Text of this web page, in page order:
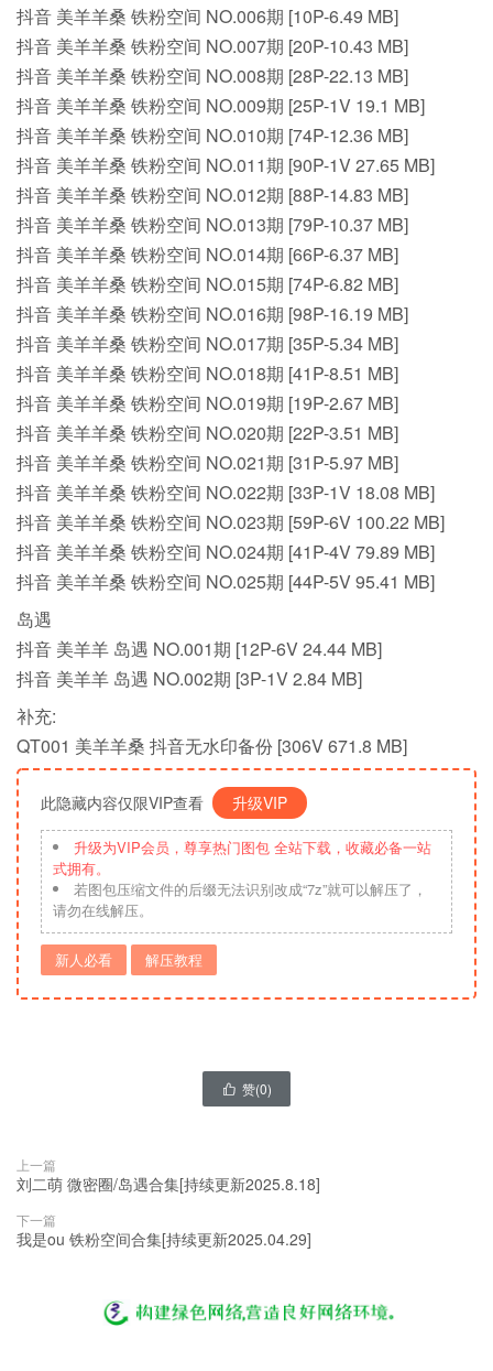
抖音 美羊羊桑 铁粉空间 NO.006期 [10P-6.49 MB]
抖音 美羊羊桑 铁粉空间 NO.007期 [20P-10.43 MB]
抖音 美羊羊桑 铁粉空间 NO.008期 [28P-22.13 MB]
抖音 美羊羊桑 铁粉空间 NO.009期 [25P-1V 19.1 MB]
抖音 美羊羊桑 铁粉空间 NO.010期 [74P-12.36 MB]
抖音 美羊羊桑 铁粉空间 NO.011期 [90P-1V 27.65 MB]
抖音 美羊羊桑 铁粉空间 NO.012期 [88P-14.83 MB]
抖音 美羊羊桑 铁粉空间 NO.013期 [79P-10.37 MB]
抖音 美羊羊桑 铁粉空间 NO.014期 [66P-6.37 MB]
抖音 美羊羊桑 铁粉空间 NO.015期 [74P-6.82 MB]
抖音 美羊羊桑 铁粉空间 NO.016期 [98P-16.19 MB]
抖音 美羊羊桑 铁粉空间 NO.017期 [35P-5.34 MB]
抖音 美羊羊桑 铁粉空间 NO.018期 [41P-8.51 MB]
抖音 美羊羊桑 铁粉空间 NO.019期 [19P-2.67 MB]
抖音 美羊羊桑 铁粉空间 NO.020期 [22P-3.51 MB]
抖音 美羊羊桑 铁粉空间 NO.021期 [31P-5.97 MB]
抖音 美羊羊桑 铁粉空间 NO.022期 [33P-1V 18.08 MB]
抖音 美羊羊桑 铁粉空间 NO.023期 [59P-6V 100.22 MB]
抖音 美羊羊桑 铁粉空间 NO.024期 [41P-4V 79.89 MB]
抖音 美羊羊桑 铁粉空间 NO.025期 [44P-5V 95.41 MB]
岛遇
抖音 美羊羊 岛遇 NO.001期 [12P-6V 24.44 MB]
抖音 美羊羊 岛遇 NO.002期 [3P-1V 2.84 MB]
补充:
QT001 美羊羊桑 抖音无水印备份 [306V 671.8 MB]
此隐藏内容仅限VIP查看 升级VIP
升级为VIP会员，尊享热门图包 全站下载，收藏必备一站
式拥有。
若图包压缩文件的后缀无法识别改成“7z”就可以解压了，
请勿在线解压。
新人必看 解压教程
 赞(0)
上一篇
刘二萌 微密圈/岛遇合集[持续更新2025.8.18]
下一篇
我是ou 铁粉空间合集[持续更新2025.04.29]